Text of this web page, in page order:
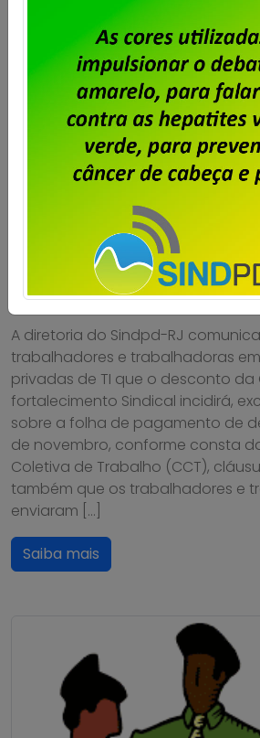
Particulares –
Fortalecimento
sobre a folha de
Publicado porImprensaem23/11/
A diretoria do Sindpd-RJ
trabalhadores e trabalhadoras
privadas de TI que o desconto
fortalecimento Sindical incidirá,
sobre a folha de pagamento de
de novembro, conforme consta
Coletiva de Trabalho (CCT),
também que os trabalhadores e
enviaram […]
Saiba mais